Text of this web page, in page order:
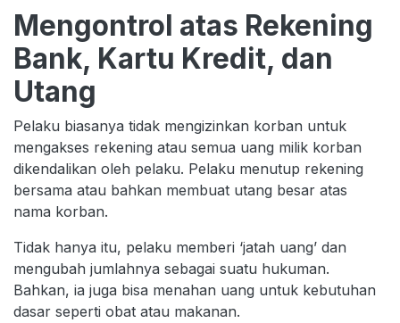
Mengontrol atas Rekening
Bank, Kartu Kredit, dan
Utang
Pelaku biasanya tidak mengizinkan korban untuk
mengakses rekening atau semua uang milik korban
dikendalikan oleh pelaku. Pelaku menutup rekening
bersama atau bahkan membuat utang besar atas
nama korban.
Tidak hanya itu, pelaku memberi ‘jatah uang’ dan
mengubah jumlahnya sebagai suatu hukuman.
Bahkan, ia juga bisa menahan uang untuk kebutuhan
dasar seperti obat atau makanan.